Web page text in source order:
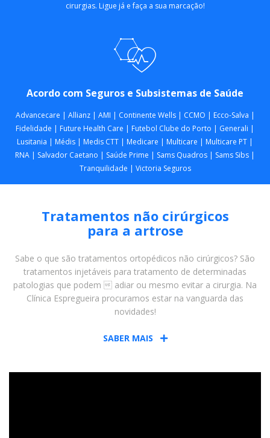
cirurgias. Ligue já e faça a sua marcação!
Acordo com Seguros e Subsistemas de Saúde
Advancecare | Allianz | AMI | Continente Wells | CCMO | Ecco-Salva |
Fidelidade | Future Health Care | Futebol Clube do Porto | Generali |
Lusitania | Médis | Medis CTT | Medicare | Multicare | Multicare PT |
RNA | Salvador Caetano | Saúde Prime | Sams Quadros | Sams Sibs |
Tranquilidade | Victoria Seguros
Tratamentos não cirúrgicos
para a artrose
Sabe o que são tratamentos ortopédicos não cirúrgicos? São
tratamentos injetáveis para tratamento de determinadas
patologias que podem  adiar ou mesmo evitar a cirurgia. Na
Clínica Espregueira procuramos estar na vanguarda das
novidades!
SABER MAIS